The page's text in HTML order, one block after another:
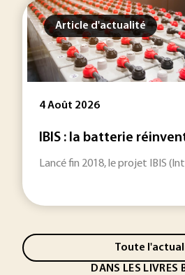
Article d'actualité
4 Août 2026
IBIS : la batterie
Lancé fin 2018, le projet IBIS
Toute
DANS LES LIVRES